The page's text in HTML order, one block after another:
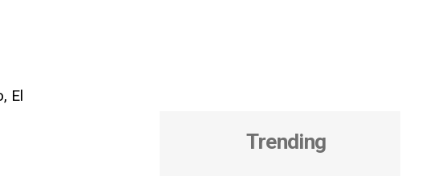
El
Trending